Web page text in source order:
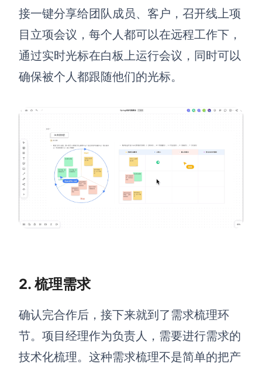
AI创作
创意与绘图
AI生成用户旅程图
AI生成鱼骨图
AI生成甘特图
AI生成组织结构图
AI生成商业画布
AI生成PEST分析
AI生成5Why分析
AI生成平衡计分卡
AI生成用户画像
AI生成Smart分析
AI生成PPT
AI生成图片
接一键分享给团队成员、客户，召开线上项
目立项会议，每个人都可以在远程工作下，
通过实时光标在白板上运行会议，同时可以
确保被个人都跟随他们的光标。
2. 梳理需求
确认完合作后，接下来就到了需求梳理环
节。项目经理作为负责人，需要进行需求的
技术化梳理。这种需求梳理不是简单的把产